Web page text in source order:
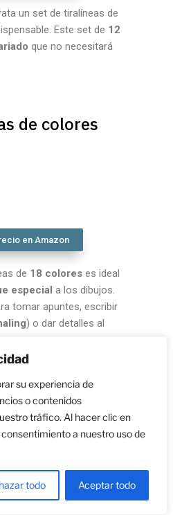
su experiencia de
o contenidos
tráfico. Al hacer clic en
a nuestro uso de
todo Aceptar todo
un set de tiralíneas de
Este set de 12
que no necesitará
de colores
en Amazon
de 18 colores es ideal
especial a los dibujos.
tomar apuntes, escribir
) o dar detalles al
medios